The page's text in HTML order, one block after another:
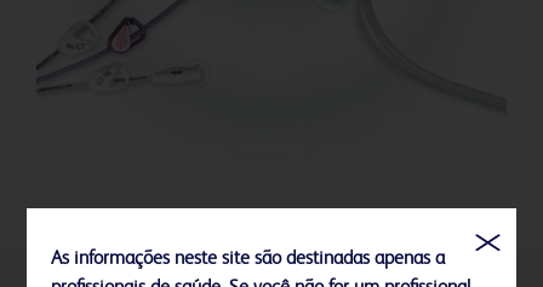
As informações neste site são destinadas apenas a